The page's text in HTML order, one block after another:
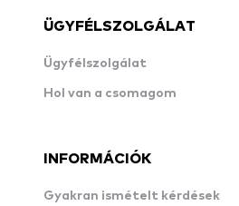
ÜGYFÉLSZOLGÁLAT
Ügyfélszolgálat
Hol van a csomagom
INFORMÁCIÓK
Gyakran ismételt kérdések